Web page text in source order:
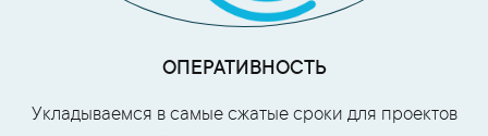
ОПЕРАТИВНОСТЬ
Укладываемся в самые сжатые сроки для проектов